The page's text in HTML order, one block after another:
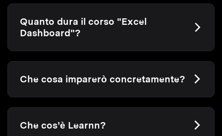
Quanto dura il corso "Excel
Dashboard"?
Che cosa imparerò concretamente?
Che cos’è Learnn?